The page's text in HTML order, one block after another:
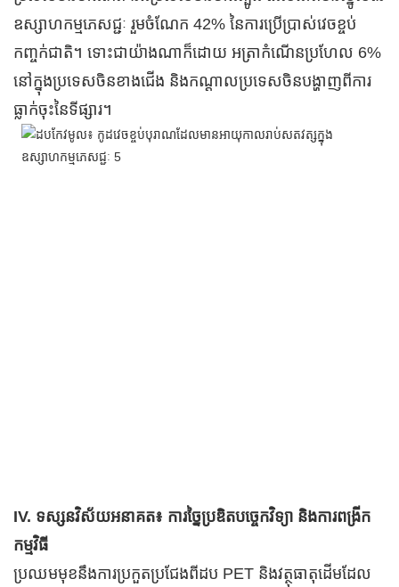
ឧស្សាហកម្មភេសជ្ជៈ រួមចំណែក 42% នៃការប្រើប្រាស់វេចខ្ចប់
កញ្ចក់ជាតិ។ ទោះជាយ៉ាងណាក៏ដោយ អត្រាកំណើនប្រហែល 6%
នៅក្នុងប្រទេសចិនខាងជើង និងកណ្តាលប្រទេសចិនបង្ហាញពីការ
ធ្លាក់ចុះនៃទីផ្សារ។
IV. ទស្សនវិស័យអនាគត៖ ការច្នៃប្រឌិតបច្ចេកវិទ្យា និងការពង្រីក
កម្មវិធី
ប្រឈមមុខនឹងការប្រកួតប្រជែងពីដប PET និងវត្ថុធាតុដើមដែល